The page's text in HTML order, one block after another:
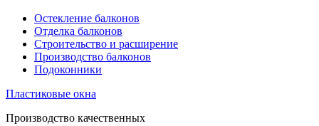
Остекление балконов
Отделка балконов
Строительство и расширение
Производство балконов
Подоконники
Пластиковые окна
Производство качественных